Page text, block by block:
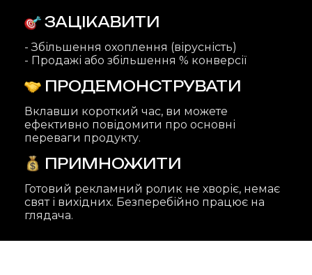
ЗАЦІКАВИТИ
- Збільшення охоплення (вірусність)
- Продажі або збільшення % конверсії
ПРОДЕМОНСТРУВАТИ
Вклавши короткий час, ви можете
ефективно повідомити про основні
переваги продукту.
ПРИМНОЖИТИ
Готовий рекламний ролик не хворіє, немає
свят і вихідних. Безперебійно працює на
глядача.
Ілюстратор